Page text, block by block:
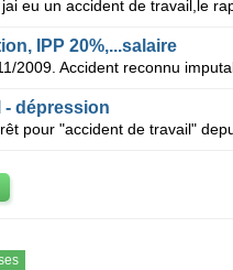
IPP 20%,...salaire
- dépression